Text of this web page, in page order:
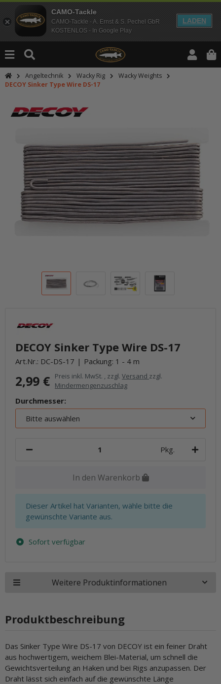
CAMO-Tackle
CAMO-Tackle - A. Ernst & S. Pechel GbR
KOSTENLOS - In Google Play
LADEN
Angeltechnik Wacky Rig
Wacky Weights
DECOY Sinker Type Wire DS-17
DECOY Sinker Type Wire DS-17
Art.Nr.: DC-DS-17 Packung: 1 - 4 m
2,99 € Preis inkl. MwSt. , zzgl. Versand zzgl.
Mindermengenzuschlag
Durchmesser:
Bitte auswählen
Pkg.
In den Warenkorb
x
Dieser Artikel hat Varianten, wähle bitte die
gewünschte Variante aus.
Sofort verfügbar
Weitere Produktinformationen
Produktbeschreibung
Das Sinker Type Wire DS-17 von DECOY ist ein feiner Draht
aus hochwertigem, weichem Blei-Material, um schnell die
Gewichtsverteilung an Haken und bei Rigs anzupassen. Der
Draht lässt sich einfach auf die gewünschte Länge